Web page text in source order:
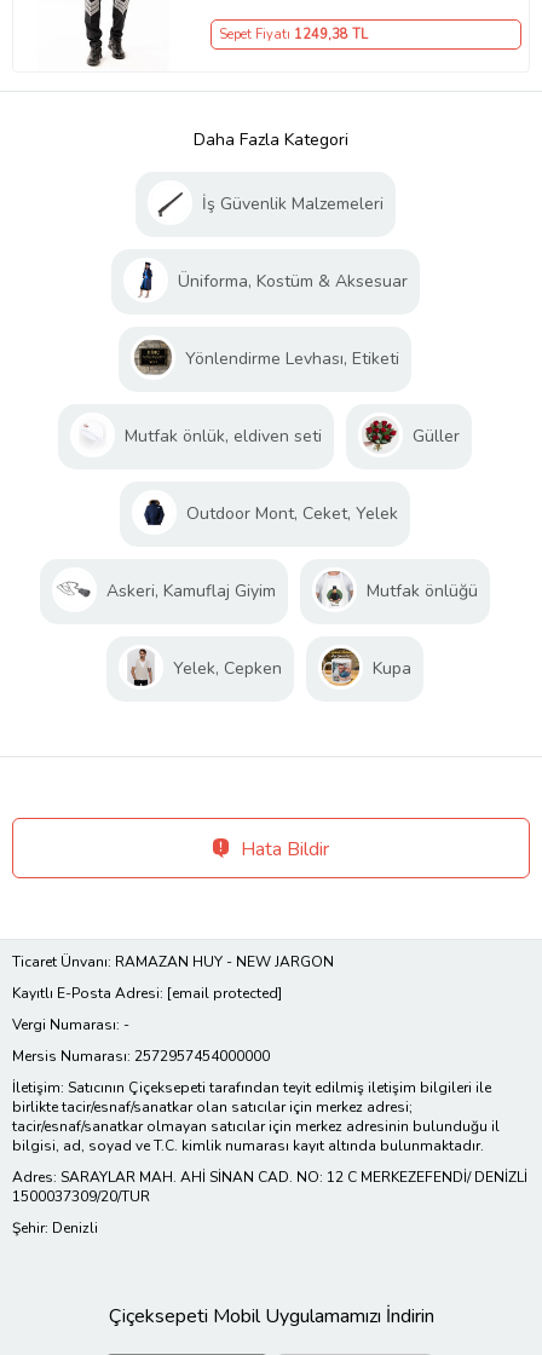
Sepet Fiyatı 1249,38 TL
Daha Fazla Kategori
İş Güvenlik Malzemeleri
Üniforma, Kostüm & Aksesuar
Yönlendirme Levhası, Etiketi
Mutfak önlük, eldiven seti Güller
Outdoor Mont, Ceket, Yelek
Askeri, Kamuflaj Giyim Mutfak önlüğü
Yelek, Cepken Kupa
Hata Bildir
Ticaret Ünvanı: RAMAZAN HUY - NEW JARGON
Kayıtlı E-Posta Adresi: [email protected]
Vergi Numarası: -
Mersis Numarası: 2572957454000000
İletişim: Satıcının Çiçeksepeti tarafından teyit edilmiş iletişim bilgileri ile
birlikte tacir/esnaf/sanatkar olan satıcılar için merkez adresi;
tacir/esnaf/sanatkar olmayan satıcılar için merkez adresinin bulunduğu il
bilgisi, ad, soyad ve T.C. kimlik numarası kayıt altında bulunmaktadır.
Adres: SARAYLAR MAH. AHİ SİNAN CAD. NO: 12 C MERKEZEFENDİ/ DENİZLİ
1500037309/20/TUR
Şehir: Denizli
Çiçeksepeti Mobil Uygulamamızı İndirin